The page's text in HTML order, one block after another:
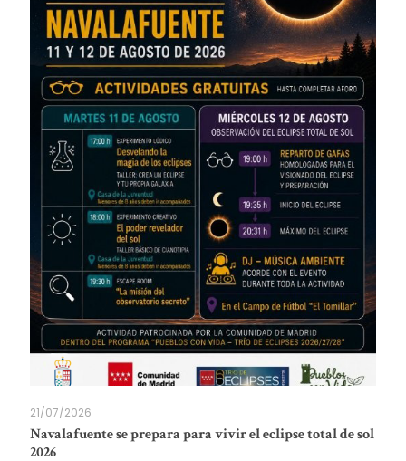
21/07/2026
Navalafuente se prepara para vivir el eclipse total de sol
2026